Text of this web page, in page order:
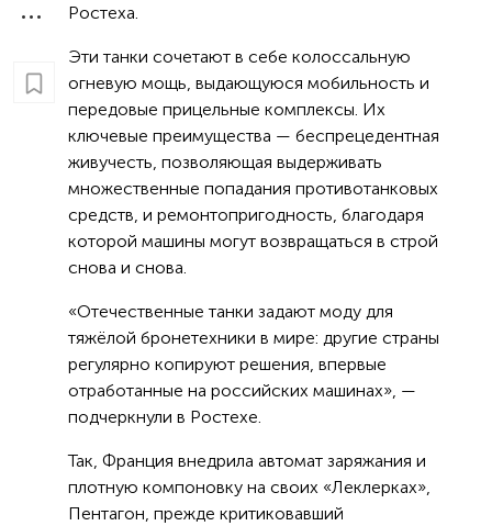
Ростеха.
Эти танки сочетают в себе колоссальную
огневую мощь, выдающуюся мобильность и
передовые прицельные комплексы. Их
ключевые преимущества — беспрецедентная
живучесть, позволяющая выдерживать
множественные попадания противотанковых
средств, и ремонтопригодность, благодаря
которой машины могут возвращаться в строй
снова и снова.
«Отечественные танки задают моду для
тяжёлой бронетехники в мире: другие страны
регулярно копируют решения, впервые
отработанные на российских машинах», —
подчеркнули в Ростехе.
Так, Франция внедрила автомат заряжания и
плотную компоновку на своих «Леклерках»,
Пентагон, прежде критиковавший